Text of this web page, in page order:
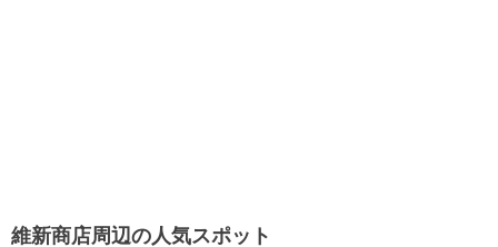
維新商店周辺の人気スポット